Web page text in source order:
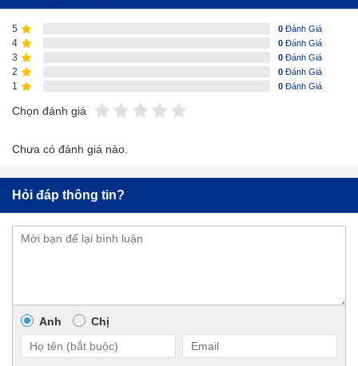
5 0 Đánh Giá
4 0 Đánh Giá
3 0 Đánh Giá
2 0 Đánh Giá
1 0 Đánh Giá
Chọn đánh giá
Chưa có đánh giá nào.
Hỏi đáp thông tin?
Anh Chị